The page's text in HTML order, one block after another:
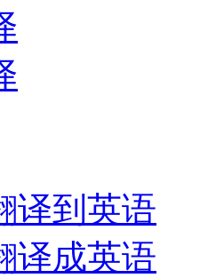
译到英语
译成英语